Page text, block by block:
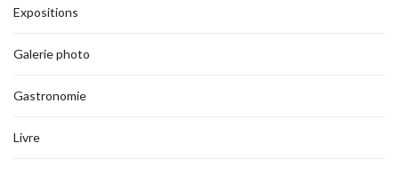
Expositions
Galerie photo
Gastronomie
Livre